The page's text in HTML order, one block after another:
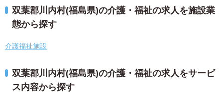
双葉郡川内村(福島県)の介護・福祉の求人を施設業
態から探す
介護福祉施設
双葉郡川内村(福島県)の介護・福祉の求人をサービ
ス内容から探す